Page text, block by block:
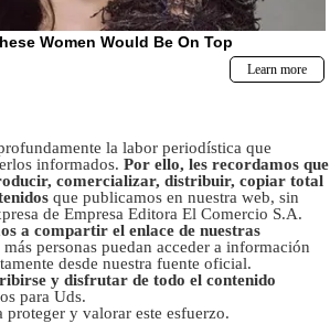
la labor periodística que
informados. Por ello, les recordamos que
comercializar, distribuir, copiar total
que publicamos en nuestra web, sin
de Empresa Editora El Comercio S.A.
a compartir el enlace de nuestras
más personas puedan acceder a información
desde nuestra fuente oficial.
y disfrutar de todo el contenido
para Uds.
proteger y valorar este esfuerzo.